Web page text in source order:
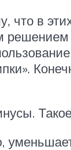
что в
решением